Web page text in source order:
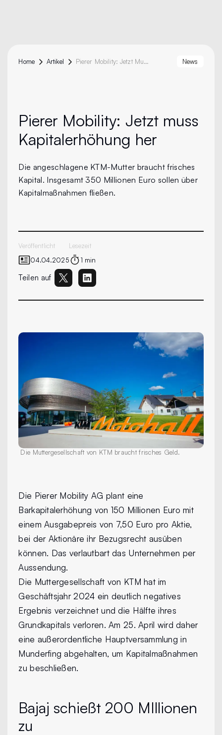
Home Artikel Pierer Mobility: Jetzt Muss Kapitalerhöhung Her News
Pierer Mobility: Jetzt muss
Kapitalerhöhung her
Die angeschlagene KTM-Mutter braucht frisches
Kapital. Insgesamt 350 Millionen Euro sollen über
Kapitalmaßnahmen fließen.
Veröffentlicht
04.04.2025
Lesezeit
1 min
Teilen auf
Die Muttergesellschaft von KTM braucht frisches Geld.
Die Pierer Mobility AG plant eine
Barkapitalerhöhung von 150 Millionen Euro mit
einem Ausgabepreis von 7,50 Euro pro Aktie,
bei der Aktionäre ihr Bezugsrecht ausüben
können. Das verlautbart das Unternehmen per
Aussendung.
Die Muttergesellschaft von KTM hat im
Geschäftsjahr 2024 ein deutlich negatives
Ergebnis verzeichnet und die Hälfte ihres
Grundkapitals verloren. Am 25. April wird daher
eine außerordentliche Hauptversammlung in
Munderfing abgehalten, um Kapitalmaßnahmen
zu beschließen.
Bajaj schießt 200 MIllionen
zu